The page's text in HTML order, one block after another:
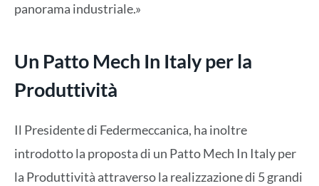
panorama industriale.»
Un Patto Mech In Italy per la
Produttività
Il Presidente di Federmeccanica, ha inoltre
introdotto la proposta di un Patto Mech In Italy per
la Produttività attraverso la realizzazione di 5 grandi